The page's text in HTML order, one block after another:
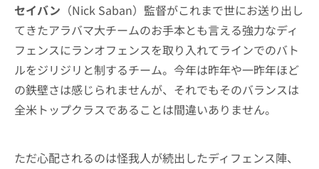
セイバン （Nick Saban）監督がこれまで世にお送り出し
てきたアラバマ大チームのお手本とも言える強力なディ
フェンスにランオフェンスを取り入れてラインでのバト
ルをジリジリと制するチーム。今年は昨年や一昨年ほど
の鉄壁さは感じられませんが、それでもそのバランスは
全米トップクラスであることは間違いありません。
ただ心配されるのは怪我人が続出したディフェンス陣、